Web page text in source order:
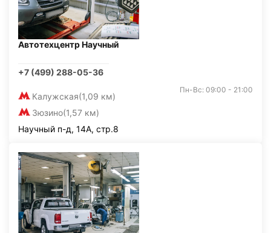
Автотехцентр Научный
+7 (499) 288-05-36
Калужская(1,09 км)
Зюзино(1,57 км)
Пн-Вс: 09:00 - 21:00
Научный п-д, 14А, стр.8